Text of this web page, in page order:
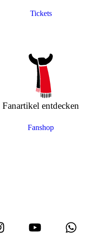
Tickets
Fanartikel entdecken
Fanshop